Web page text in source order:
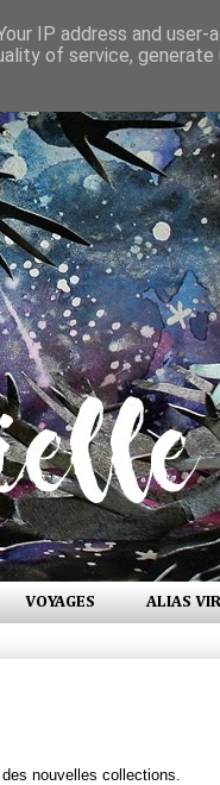
VOYAGES ALIAS
nouvelles collections.
IP address and user-
of service, generate